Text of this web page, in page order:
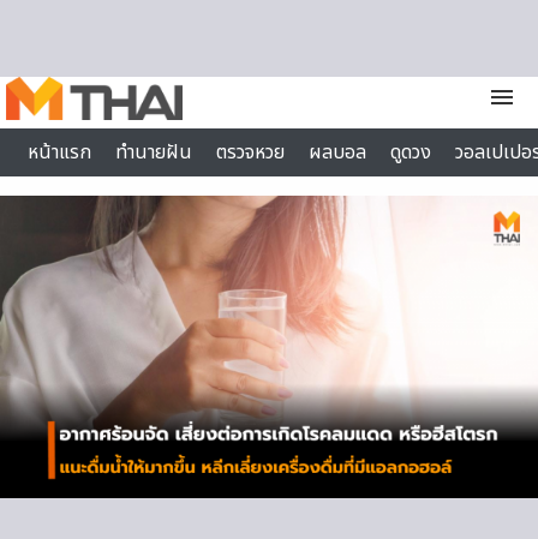
menu
หน้าแรก
ทำนายฝัน ตรวจหวย ผลบอล ดูดวง
วอลเปเป
ไลฟ์สไตล์